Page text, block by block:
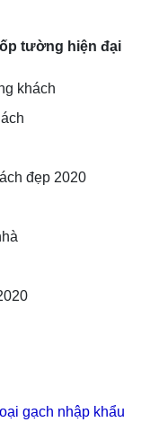
tường hiện đại
khách
đẹp 2020
gạch nhập khẩu